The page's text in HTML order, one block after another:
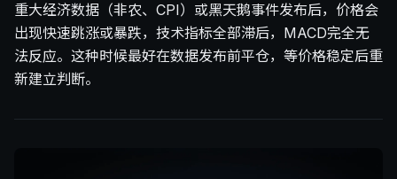
重大经济数据（非农、CPI）或黑天鹅事件发布后，价格会
出现快速跳涨或暴跌，技术指标全部滞后，MACD完全无
法反应。这种时候最好在数据发布前平仓，等价格稳定后重
新建立判断。